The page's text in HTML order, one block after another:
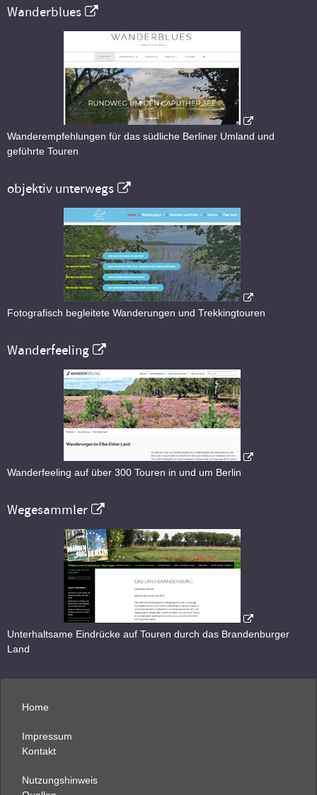
Wanderblues
Wanderempfehlungen für das südliche Berliner Umland und
geführte Touren
objektiv unterwegs
Fotografisch begleitete Wanderungen und Trekkingtouren
Wanderfeeling
Wanderfeeling auf über 300 Touren in und um Berlin
Wegesammler
Unterhaltsame Eindrücke auf Touren durch das Brandenburger
Land
Home
Impressum
Kontakt
Nutzungshinweis